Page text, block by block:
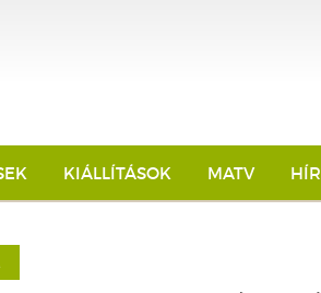
KIÁLLÍTÁSOK MATV